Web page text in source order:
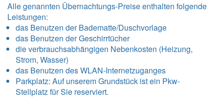
Alle genannten Übernachtungs-Preise enthalten folgende
Leistungen:
das Benutzen der Badematte/Duschvorlage
das Benutzen der Geschirrtücher
die verbrauchsabhängigen Nebenkosten (Heizung,
Strom, Wasser)
das Benutzen des WLAN-Internetzuganges
Parkplatz: Auf unserem Grundstück ist ein Pkw-
Stellplatz für Sie reserviert.